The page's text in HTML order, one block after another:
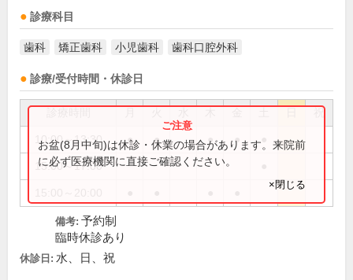
診療科目
歯科 矯正歯科 小児歯科 歯科口腔外科
診療/受付時間・休診日
祝
10:00～13:30 ● ● ● ●
15:00～17:00
お盆(8月中旬)は休診・休業の場合があります。来院前
に必ず医療機関に直接ご確認ください。
×閉じる
備考: 予約制
臨時休診あり
休診日: 水、日、祝